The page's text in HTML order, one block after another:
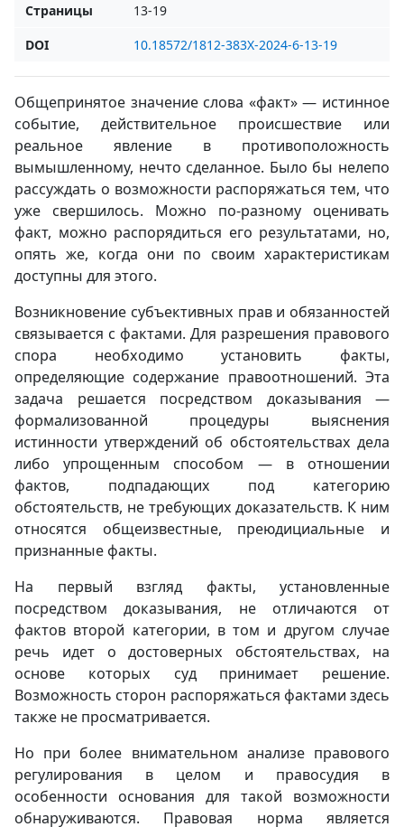
Страницы
13-19
DOI
10.18572/1812-383X-2024-6-13-19
Общепринятое значение слова «факт» — истинное
событие, действительное происшествие или
реальное явление в противоположность
вымышленному, нечто сделанное. Было бы нелепо
рассуждать о возможности распоряжаться тем, что
уже свершилось. Можно по-разному оценивать
факт, можно распорядиться его результатами, но,
опять же, когда они по своим характеристикам
доступны для этого.
Возникновение субъективных прав и обязанностей
связывается с фактами. Для разрешения правового
спора необходимо установить факты,
определяющие содержание правоотношений. Эта
задача решается посредством доказывания —
формализованной процедуры выяснения
истинности утверждений об обстоятельствах дела
либо упрощенным способом — в отношении
фактов, подпадающих под категорию
обстоятельств, не требующих доказательств. К ним
относятся общеизвестные, преюдициальные и
признанные факты.
На первый взгляд факты, установленные
посредством доказывания, не отличаются от
фактов второй категории, в том и другом случае
речь идет о достоверных обстоятельствах, на
основе которых суд принимает решение.
Возможность сторон распоряжаться фактами здесь
также не просматривается.
Но при более внимательном анализе правового
регулирования в целом и правосудия в
особенности основания для такой возможности
обнаруживаются. Правовая норма является